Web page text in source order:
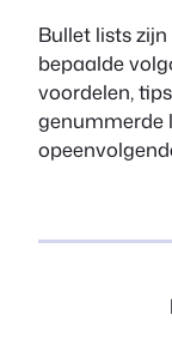
Bullet lists
bepaalde
voordelen,
genummerde